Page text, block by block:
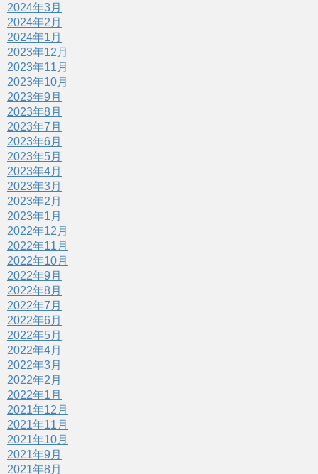
2024年3月
2024年2月
2024年1月
2023年12月
2023年11月
2023年10月
2023年9月
2023年8月
2023年7月
2023年6月
2023年5月
2023年4月
2023年3月
2023年2月
2023年1月
2022年12月
2022年11月
2022年10月
2022年9月
2022年8月
2022年7月
2022年6月
2022年5月
2022年4月
2022年3月
2022年2月
2022年1月
2021年12月
2021年11月
2021年10月
2021年9月
2021年8月